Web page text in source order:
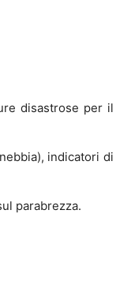
disastrose per il
indicatori di
parabrezza.